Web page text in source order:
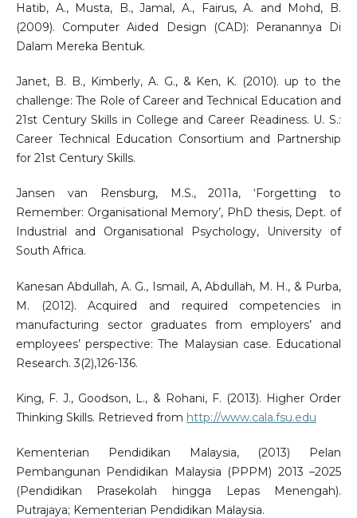
Hatib, A., Musta, B., Jamal, A., Fairus, A. and Mohd, B.
(2009). Computer Aided Design (CAD): Peranannya Di
Dalam Mereka Bentuk.
Janet, B. B., Kimberly, A. G., & Ken, K. (2010). up to the
challenge: The Role of Career and Technical Education and
21st Century Skills in College and Career Readiness. U. S.:
Career Technical Education Consortium and Partnership
for 21st Century Skills.
Jansen van Rensburg, M.S., 2011a, ‘Forgetting to
Remember: Organisational Memory’, PhD thesis, Dept. of
Industrial and Organisational Psychology, University of
South Africa.
Kanesan Abdullah, A. G., Ismail, A, Abdullah, M. H., & Purba,
M. (2012). Acquired and required competencies in
manufacturing sector graduates from employers’ and
employees’ perspective: The Malaysian case. Educational
Research. 3(2),126-136.
King, F. J., Goodson, L., & Rohani, F. (2013). Higher Order
Thinking Skills. Retrieved from http://www.cala.fsu.edu
Kementerian Pendidikan Malaysia, (2013) Pelan
Pembangunan Pendidikan Malaysia (PPPM) 2013 –2025
(Pendidikan Prasekolah hingga Lepas Menengah).
Putrajaya; Kementerian Pendidikan Malaysia.